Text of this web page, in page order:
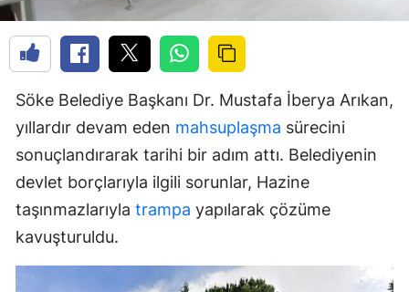
Söke Belediye Başkanı Dr. Mustafa İberya Arıkan,
yıllardır devam eden mahsuplaşma sürecini
sonuçlandırarak tarihi bir adım attı. Belediyenin
devlet borçlarıyla ilgili sorunlar, Hazine
taşınmazlarıyla trampa yapılarak çözüme
kavuşturuldu.